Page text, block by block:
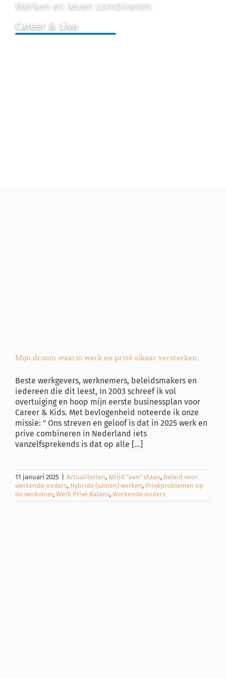
Werken en leven combineren
Career & Live
Mijn droom waarin werk en privé elkaar versterken
Beste werkgevers, werknemers, beleidsmakers en
iedereen die dit leest, In 2003 schreef ik vol
overtuiging en hoop mijn eerste businessplan voor
Career & Kids. Met bevlogenheid noteerde ik onze
missie: " Ons streven en geloof is dat in 2025 werk en
prive combineren in Nederland iets
vanzelfsprekends is dat op alle [...]
11 januari 2025 Actualiteiten, Altijd "aan" staan, Beleid voor
werkende ouders, Hybride (samen) werken, Privéproblemen op
de werkvloer, Werk Privé Balans, Werkende ouders